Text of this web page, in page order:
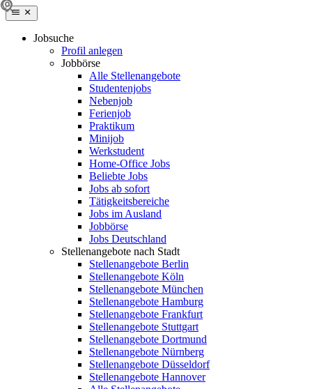
Jobsuche
Profil anlegen
Jobbörse
Alle Stellenangebote
Studentenjobs
Nebenjob
Ferienjob
Praktikum
Minijob
Werkstudent
Home-Office Jobs
Beliebte Jobs
Jobs ab sofort
Tätigkeitsbereiche
Jobs im Ausland
Jobbörse
Jobs Deutschland
Stellenangebote nach Stadt
Stellenangebote Berlin
Stellenangebote Köln
Stellenangebote München
Stellenangebote Hamburg
Stellenangebote Frankfurt
Stellenangebote Stuttgart
Stellenangebote Dortmund
Stellenangebote Nürnberg
Stellenangebote Düsseldorf
Stellenangebote Hannover